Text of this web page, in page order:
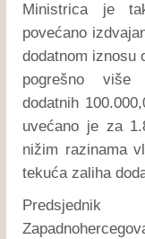
Ministrica je
povećano
dodatnom iznosu
pogrešno više
dodatnih
uvećano je za
nižim razinama
tekuća zaliha